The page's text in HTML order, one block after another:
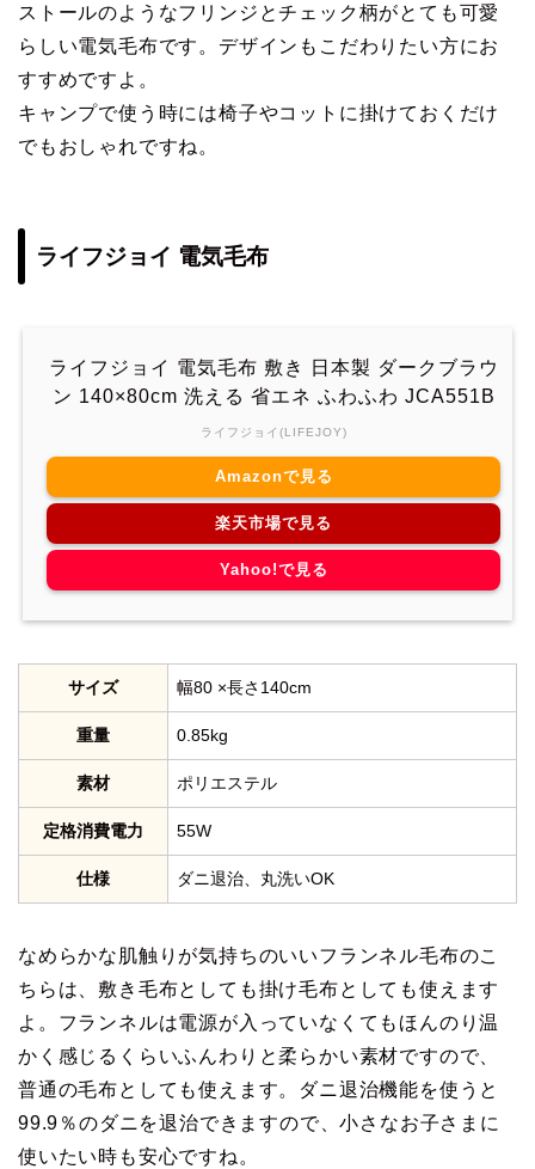
ストールのようなフリンジとチェック柄がとても可愛
らしい電気毛布です。デザインもこだわりたい方にお
すすめですよ。
キャンプで使う時には椅子やコットに掛けておくだけ
でもおしゃれですね。
ライフジョイ 電気毛布
ライフジョイ 電気毛布 敷き 日本製 ダークブラウ
ン 140×80cm 洗える 省エネ ふわふわ JCA551B
ライフジョイ(LIFEJOY)
Amazonで見る
楽天市場で見る
Yahoo!で見る
サイズ 幅80 ×長さ140cm
重量 0.85kg
素材 ポリエステル
定格消費電力 55W
仕様 ダニ退治、丸洗いOK
なめらかな肌触りが気持ちのいいフランネル毛布のこ
ちらは、敷き毛布としても掛け毛布としても使えます
よ。フランネルは電源が入っていなくてもほんのり温
かく感じるくらいふんわりと柔らかい素材ですので、
普通の毛布としても使えます。ダニ退治機能を使うと
99.9％のダニを退治できますので、小さなお子さまに
使いたい時も安心ですね。